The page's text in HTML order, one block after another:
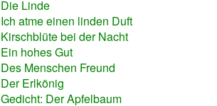
Die Linde
Ich atme einen linden Duft
Kirschblüte bei der Nacht
Ein hohes Gut
Des Menschen Freund
Der Erlkönig
Gedicht: Der Apfelbaum